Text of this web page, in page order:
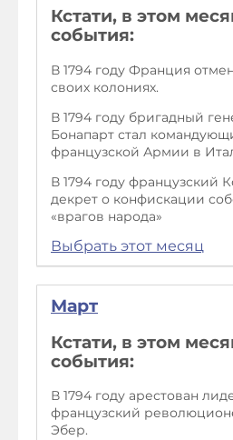
Кстати, в этом
события:
В 1794 году Франция
своих колониях.
В 1794 году бригадный
Бонапарт стал
французской Армии в
В 1794 году французский
декрет о конфискации
«врагов народа»
Выбрать этот месяц
Март
Кстати, в этом
события:
В 1794 году арестован
французский
Эбер.